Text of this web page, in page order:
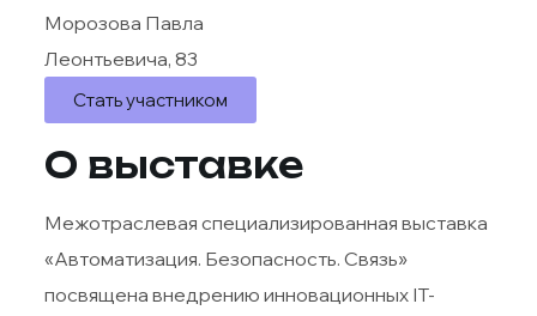
Морозова Павла
Леонтьевича, 83
Стать участником
О выставке
Межотраслевая специализированная выставка
«Автоматизация. Безопасность. Связь»
посвящена внедрению инновационных IT-